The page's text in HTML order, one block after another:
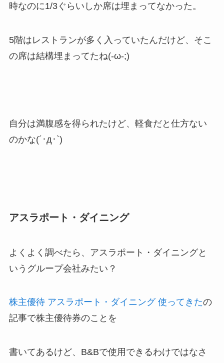
時なのに1/3ぐらいしか席は埋まってなかった。
5階はレストランが多く入っていたんだけど、そこ
の席は結構埋まってたね(-ω-;)
自分は満腹感を得られたけど、軽食だと仕方ない
のかな(´･д･`)
アスラポート・ダイニング
よくよく調べたら、アスラポート・ダイニングと
いうグループ会社みたい？
株主優待 アスラポート・ダイニング 使ってきたの
記事で株主優待券のことを
書いてあるけど、B&Bで使用できるわけではなさ